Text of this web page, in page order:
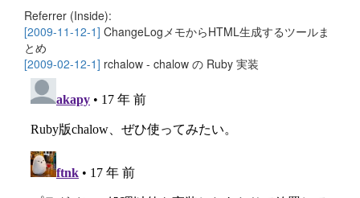
Referrer (Inside):
[2009-11-12-1] ChangeLogメモからHTML生成するツールま
とめ
[2009-02-12-1] rchalow - chalow の Ruby 実装